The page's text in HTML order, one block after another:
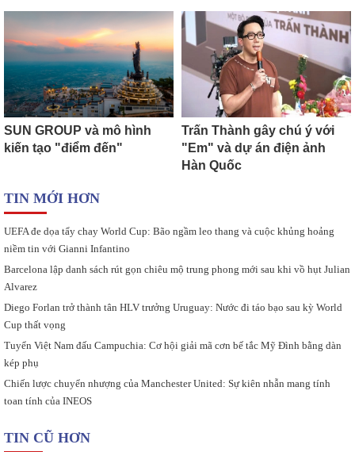
SUN GROUP và mô hình
kiến tạo "điểm đến"
Trấn Thành gây chú ý với
"Em" và dự án điện ảnh
Hàn Quốc
TIN MỚI HƠN
UEFA đe dọa tẩy chay World Cup: Bão ngầm leo thang và cuộc khủng hoảng
niềm tin với Gianni Infantino
Barcelona lập danh sách rút gọn chiêu mộ trung phong mới sau khi vồ hụt Julian
Alvarez
Diego Forlan trở thành tân HLV trưởng Uruguay: Nước đi táo bạo sau kỳ World
Cup thất vọng
Tuyển Việt Nam đấu Campuchia: Cơ hội giải mã cơn bế tắc Mỹ Đình bằng dàn
kép phụ
Chiến lược chuyển nhượng của Manchester United: Sự kiên nhẫn mang tính
toan tính của INEOS
TIN CŨ HƠN